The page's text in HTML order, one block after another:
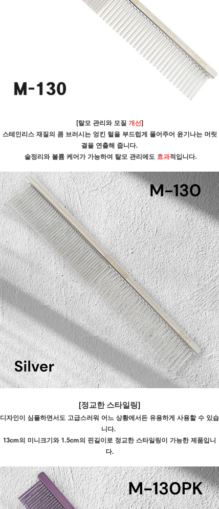
[탈모 관리와 모질 개선]
스테인리스 재질의 콤 브러시는 엉킨 털을 부드럽게 풀어주어 윤기나는 머릿
결을 연출해 줍니다.
숱정리와 볼륨 케어가 가능하여 탈모 관리에도 효과적입니다.
[정교한 스타일링]
디자인이 심플하면서도 고급스러워 어느 상황에서든 유용하게 사용할 수 있습
니다.
13cm의 미니크기와 1.5cm의 핀길이로 정교한 스타일링이 가능한 제품입니
다.